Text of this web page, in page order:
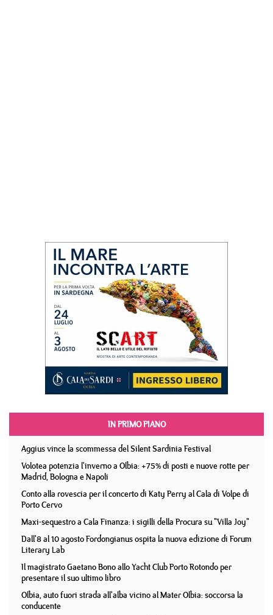
IN PRIMO PIANO
Aggius vince la scommessa del Silent Sardinia Festival
Volotea potenzia l'inverno a Olbia: +75% di posti e nuove rotte per
Madrid, Bologna e Napoli
Conto alla rovescia per il concerto di Katy Perry al Cala di Volpe di
Porto Cervo
Maxi-sequestro a Cala Finanza: i sigilli della Procura su "Villa Joy"
Dall'8 al 10 agosto Fordongianus ospita la nuova edizione di Forum
Literary Lab
Il magistrato Gaetano Bono allo Yacht Club Porto Rotondo per
presentare il suo ultimo libro
Olbia, auto fuori strada all'alba vicino al Mater Olbia: soccorsa la
conducente